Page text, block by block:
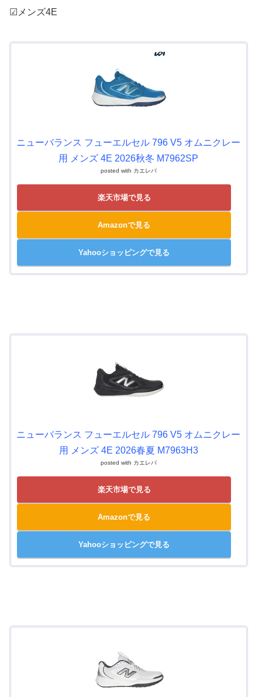
☑メンズ4E
ニューバランス フューエルセル 796 V5 オムニクレー
用 メンズ 4E 2026秋冬 M7962SP
posted with カエレバ
楽天市場で見る
Amazonで見る
Yahooショッピングで見る
ニューバランス フューエルセル 796 V5 オムニクレー
用 メンズ 4E 2026春夏 M7963H3
posted with カエレバ
楽天市場で見る
Amazonで見る
Yahooショッピングで見る